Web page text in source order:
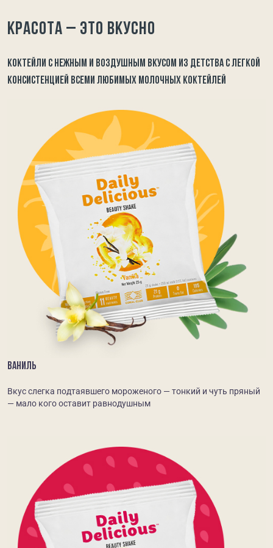
Красота – это вкусно
КОКТЕЙЛИ С НЕЖНЫМ И ВОЗДУШНЫМ ВКУСОМ ИЗ ДЕТСТВА С ЛЕГКОЙ
КОНСИСТЕНЦИЕЙ ВСЕМИ ЛЮБИМЫХ МОЛОЧНЫХ КОКТЕЙЛЕЙ
ВАНИЛЬ
Вкус слегка подтаявшего мороженого — тонкий и чуть пряный
— мало кого оставит равнодушным